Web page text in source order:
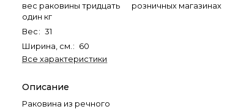
вес раковины тридцать
один кг
Вес: 31
Ширина, см. : 60
Все характеристики
Описание
Раковина из речного
розничных магазинах